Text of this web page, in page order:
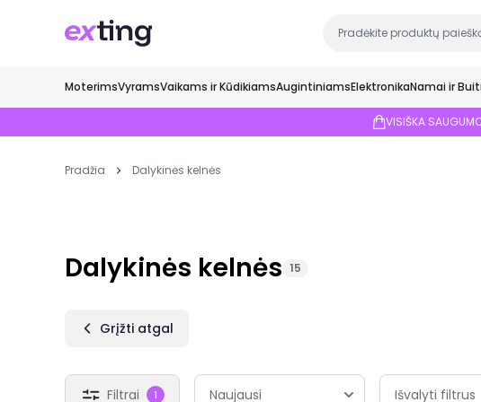
MoterimsVyramsVaikams ir KūdikiamsAugintiniamsElektronikaNamai ir
VISIŠKA
Pradžia Dalykinės kelnės
Dalykinės kelnės 15
Grįžti atgal
Filtrai 1 Išvalyti filtrus